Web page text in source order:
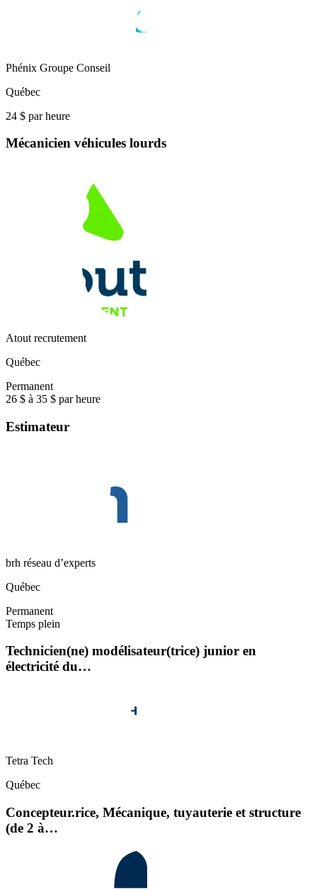
Phénix Groupe Conseil
Québec
24 $ par heure
Mécanicien véhicules lourds
Atout recrutement
Québec
Permanent
26 $ à 35 $ par heure
Estimateur
brh réseau d’experts
Québec
Permanent
Temps plein
Technicien(ne) modélisateur(trice) junior en
électricité du…
Tetra Tech
Québec
Concepteur.rice, Mécanique, tuyauterie et structure
(de 2 à…